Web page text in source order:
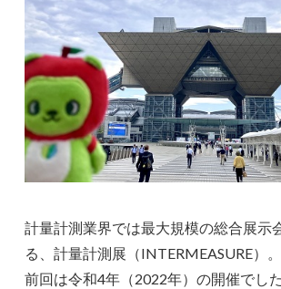
計量計測業界では最大規模の総合展示
る、計量計測展（INTERMEASURE）。
前回は令和4年（2022年）の開催でし